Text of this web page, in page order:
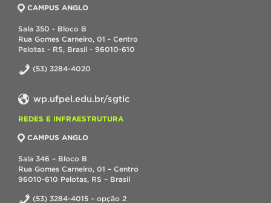
CAMPUS ANGLO
Sala 350 - Bloco B
Rua Gomes Carneiro, 01 - Centro
Pelotas - RS, Brasil - 96010-610
wp.ufpel.edu.br/sgtic
(53) 3284-4020
REDES E INFRAESTRUTURA
CAMPUS ANGLO
Sala 346 – Bloco B
Rua Gomes Carneiro, 01 – Centro
96010-610 Pelotas, RS – Brasil
(53) 3284-4015 – opção 2